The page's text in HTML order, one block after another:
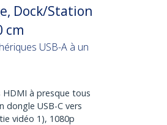
Dock/Station
cm
USB-A à un
HDMI à presque tous
dongle USB-C vers
vidéo 1), 1080p